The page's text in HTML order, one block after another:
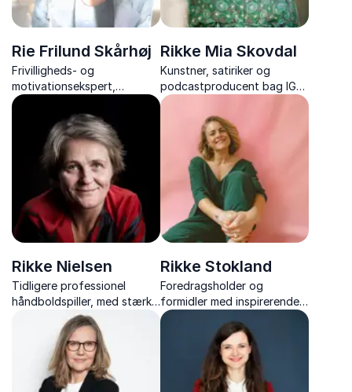
Rie Frilund Skårhøj
Frivilligheds- og
motivationsekspert,
sociolog og forfatter, med
over 20 års erfaring med
frivillige og ledelse.
Rikke Mia Skovdal
Kunstner, satiriker og
podcastproducent bag IG-
kontoen “rikkemiaskovdal”,
med refleksioner til et liv
med fokus, trivsel og mental
bæredygtighed.
Rikke Nielsen
Tidligere professionel
håndboldspiller, med stærke
fortællinger om modgang,
håb og inklusion gennem
Rikke Stokland
Foredragsholder og
formidler med inspirerende
foredrag om trivsel,
præstationspres, relationer
og modet til at være sig